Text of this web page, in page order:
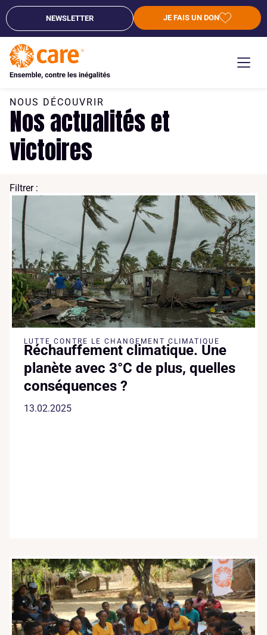
NEWSLETTER JE FAIS UN DON
NOUS DÉCOUVRIR
Nos actualités et
victoires
Filtrer :
LUTTE CONTRE LE CHANGEMENT CLIMATIQUE
Réchauffement climatique. Une
planète avec 3°C de plus, quelles
conséquences ?
13.02.2025